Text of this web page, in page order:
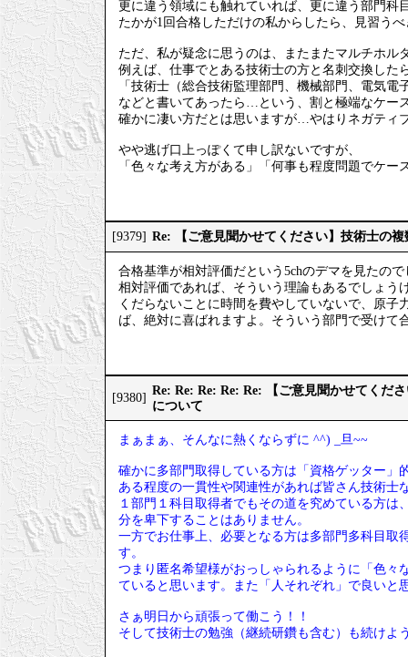
更に違う領域にも触れていれば、更に違う部門
たかが1回合格しただけの私からしたら、見習う
ただ、私が疑念に思うのは、またまたマルチホル
例えば、仕事でとある技術士の方と名刺交換した
「技術士（総合技術監理部門、機械部門、電気
などと書いてあったら…という、割と極端なケー
確かに凄い方だとは思いますが…やはりネガティ
やや逃げ口上っぽくて申し訳ないですが、
「色々な考え方がある」「何事も程度問題でケ
[9379] Re: 【ご意見聞かせてください】技術士の
合格基準が相対評価だという5chのデマを見たの
相対評価であれば、そういう理論もあるでしょう
くだらないことに時間を費やしていないで、原
ば、絶対に喜ばれますよ。そういう部門で受け
[9380]
Re: Re: Re: Re: Re: 【ご意見聞かせてくだ
について
まぁまぁ、そんなに熱くならずに ^^) _旦~~
確かに多部門取得している方は「資格ゲッター」
ある程度の一貫性や関連性があれば皆さん技術士
１部門１科目取得者でもその道を究めている方
分を卑下することはありません。
一方でお仕事上、必要となる方は多部門多科目取
す。
つまり匿名希望様がおっしゃられるように「色々
ていると思います。また「人それぞれ」で良いと
さぁ明日から頑張って働こう！！
そして技術士の勉強（継続研鑽も含む）も続けよ